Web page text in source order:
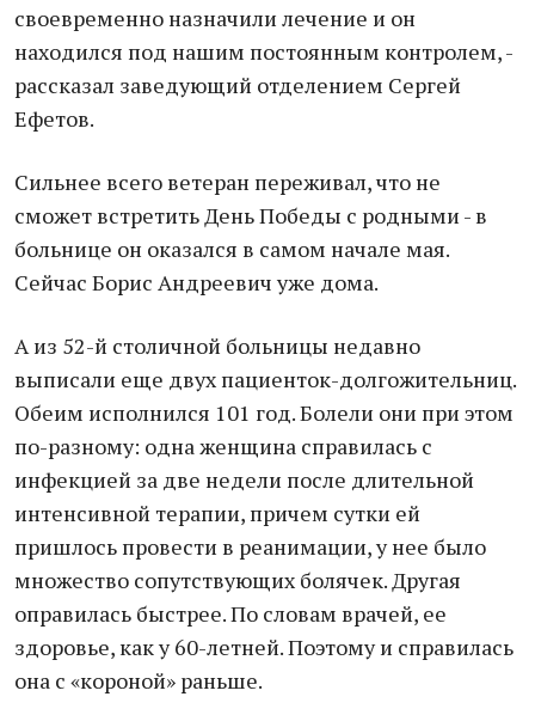
своевременно назначили лечение и он
находился под нашим постоянным контролем, -
рассказал заведующий отделением Сергей
Ефетов.
Сильнее всего ветеран переживал, что не
сможет встретить День Победы с родными - в
больнице он оказался в самом начале мая.
Сейчас Борис Андреевич уже дома.
А из 52-й столичной больницы недавно
выписали еще двух пациенток-долгожительниц.
Обеим исполнился 101 год. Болели они при этом
по-разному: одна женщина справилась с
инфекцией за две недели после длительной
интенсивной терапии, причем сутки ей
пришлось провести в реанимации, у нее было
множество сопутствующих болячек. Другая
оправилась быстрее. По словам врачей, ее
здоровье, как у 60-летней. Поэтому и справилась
она с «короной» раньше.